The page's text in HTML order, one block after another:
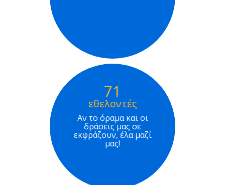
71
εθελοντές
Αν το όραμα και οι
δράσεις μας σε
εκφράζουν, έλα μαζί
μας!